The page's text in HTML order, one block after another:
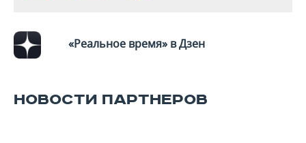
«Реальное время» в Дзен
НОВОСТИ ПАРТНЕРОВ